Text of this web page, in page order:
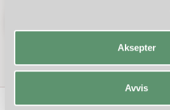
Aksepter
Avvis